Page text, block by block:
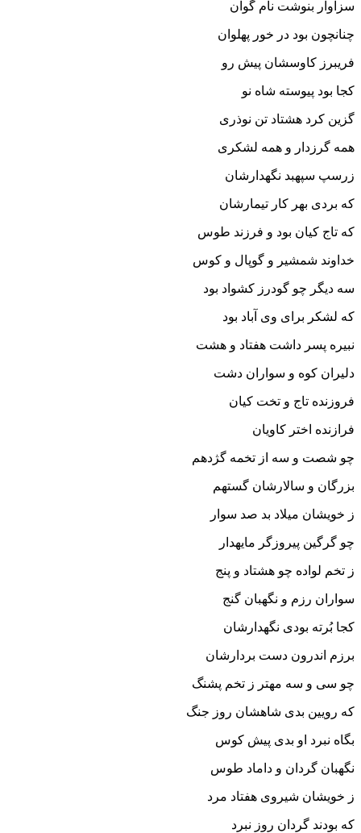
سزاوار بنوشت نام گوان
چنانچون بود در خور پهلوان‏
فریبرز کاوسشان پیش رو
کجا بود پیوسته شاه نو
گزین کرد هشتاد تن نوذرى
همه گرزدار و همه لشکرى‏
زرسپ سپهبد نگهدارشان
که بردى بهر کار تیمارشان‏
که تاج کیان بود و فرزند طوس
خداوند شمشیر و گوپال و کوس‏
سه دیگر چو گودرز کشواد بود
که لشکر براى وى آباد بود
نبیره پسر داشت هفتاد و هشت
دلیران کوه و سواران دشت‏
فروزنده تاج و تخت کیان
فرازنده اختر کاویان‏
چو شصت و سه از تخمه گژدهم
بزرگان و سالارشان گستهم‏
ز خویشان میلاد بد صد سوار
چو گرگین پیروزگر مایه‏دار
ز تخم لواده چو هشتاد و پنج
سواران رزم و نگهبان گنج‏
کجا بُرته بودى نگهدارشان
برزم اندرون دست بردارشان‏
چو سى و سه مهتر ز تخم پشنگ
که رویین بدى شاهشان روز جنگ‏
بگاه نبرد او بدى پیش کوس
نگهبان گردان و داماد طوس‏
ز خویشان شیروى هفتاد مرد
که بودند گردان روز نبرد